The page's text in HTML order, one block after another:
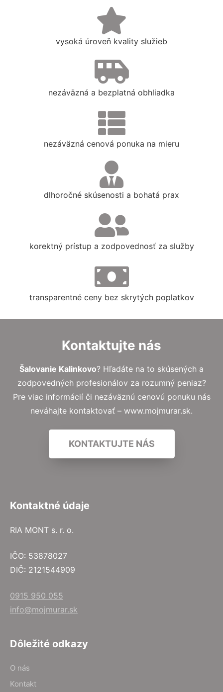
vysoká úroveň kvality služieb
nezáväzná a bezplatná obhliadka
nezáväzná cenová ponuka na mieru
dlhoročné skúsenosti a bohatá prax
korektný prístup a zodpovednosť za služby
transparentné ceny bez skrytých poplatkov
Kontaktujte nás
Šalovanie Kalinkovo? Hľadáte na to skúsených a
zodpovedných profesionálov za rozumný peniaz?
Pre viac informácií či nezáväznú cenovú ponuku nás
neváhajte kontaktovať – www.mojmurar.sk.
KONTAKTUJTE NÁS
Kontaktné údaje
RIA MONT s. r. o.
IČO: 53878027
DIČ: 2121544909
0915 950 055
info@mojmurar.sk
Dôležité odkazy
O nás
Kontakt